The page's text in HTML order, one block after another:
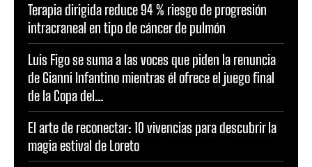
Terapia dirigida reduce 94 % riesgo de progresión
intracraneal en tipo de cáncer de pulmón
Luis Figo se suma a las voces que piden la renuncia
de Gianni Infantino mientras él ofrece el juego final
de la Copa del...
El arte de reconectar: 10 vivencias para descubrir la
magia estival de Loreto